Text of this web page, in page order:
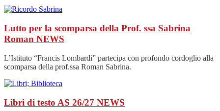
Lutto per la scomparsa della Prof. ssa Sabrina
Roman NEWS
L’Istituto “Francis Lombardi” partecipa con profondo cordoglio alla
scomparsa della prof.ssa Roman Sabrina.
Libri di testo AS 26/27 NEWS